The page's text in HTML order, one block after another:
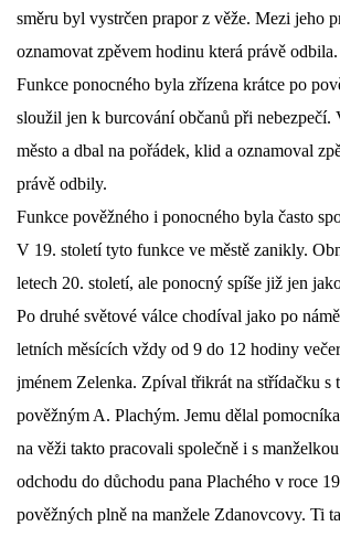
směru byl vystrčen prapor z věže. Mezi jeho
oznamovat zpěvem hodinu která právě odbila.
Funkce ponocného byla zřízena krátce po
sloužil jen k burcování občanů při nebezpečí.
město a dbal na pořádek, klid a oznamoval
právě odbily.
Funkce pověžného i ponocného byla často
V 19. století tyto funkce ve městě zanikly.
letech 20. století, ale ponocný spíše již jen
Po druhé světové válce chodíval jako po
letních měsících vždy od 9 do 12 hodiny
jménem Zelenka. Zpíval třikrát na střídačku s
pověžným A. Plachým. Jemu dělal
na věži takto pracovali společně i s
odchodu do důchodu pana Plachého v roce
pověžných plně na manžele Zdanovcovy. Ti